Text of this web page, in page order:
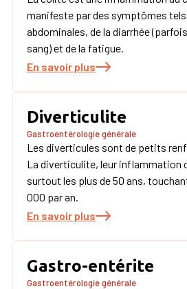
manifeste par des symptômes tels
abdominales, de la diarrhée
sang) et de la fatigue.
En savoir plus
Diverticulite
Gastroentérologie générale
Les diverticules sont de petits
La diverticulite, leur inflammation
surtout les plus de 50 ans,
000 par an.
En savoir plus
Gastro-entérite
Gastroentérologie générale